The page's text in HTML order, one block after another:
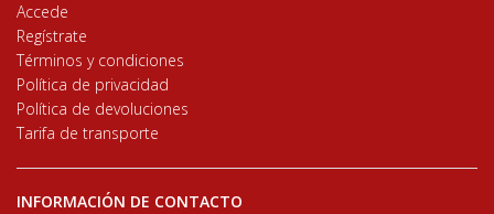
Accede
Regístrate
Términos y condiciones
Política de privacidad
Política de devoluciones
Tarifa de transporte
INFORMACIÓN DE CONTACTO